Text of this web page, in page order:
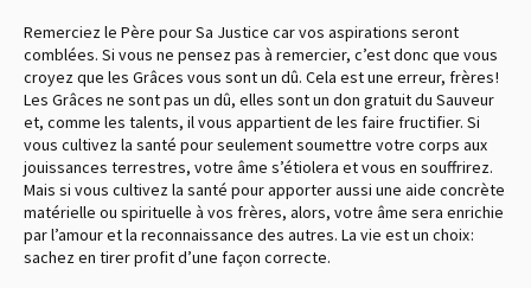
Remerciez le Père pour Sa Justice car vos aspirations seront
comblées. Si vous ne pensez pas à remercier, c’est donc que vous
croyez que les Grâces vous sont un dû. Cela est une erreur, frères !
Les Grâces ne sont pas un dû, elles sont un don gratuit du Sauveur
et, comme les talents, il vous appartient de les faire fructifier. Si
vous cultivez la santé pour seulement soumettre votre corps aux
jouissances terrestres, votre âme s’étiolera et vous en souffrirez.
Mais si vous cultivez la santé pour apporter aussi une aide concrète
matérielle ou spirituelle à vos frères, alors, votre âme sera enrichie
par l’amour et la reconnaissance des autres. La vie est un choix :
sachez en tirer profit d’une façon correcte.